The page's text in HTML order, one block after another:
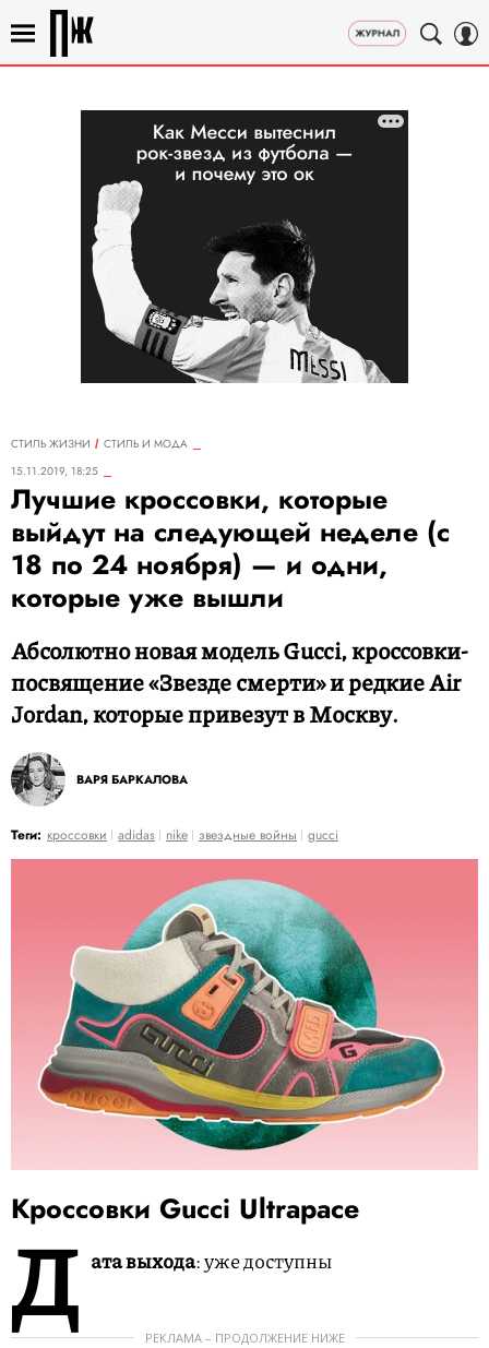
СТИЛЬ ЖИЗНИ
СТИЛЬ И МОДА
15.11.2019, 18:25
Лучшие кроссовки, которые
выйдут на следующей неделе (с
18 по 24 ноября) — и одни,
которые уже вышли
Абсолютно новая модель Gucci, кроссовки-
посвящение «Звезде смерти» и редкие Air
Jordan, которые привезут в Москву.
ВАРЯ БАРКАЛОВА
Теги: кроссовки adidas nike звездные войны gucci
Кроссовки Gucci Ultrapace
Д ата выхода: уже доступны
РЕКЛАМА – ПРОДОЛЖЕНИЕ НИЖЕ